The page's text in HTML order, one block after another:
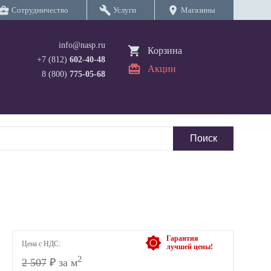
Сотрудничество build Услуги location_on Магазины
info@nasp.ru
+7 (812) 602-40-48
8 (800) 775-05-68
Корзина
Акции
Гарантия
лучшей цены!
Цена с НДС:
2 507 ₽ за м2